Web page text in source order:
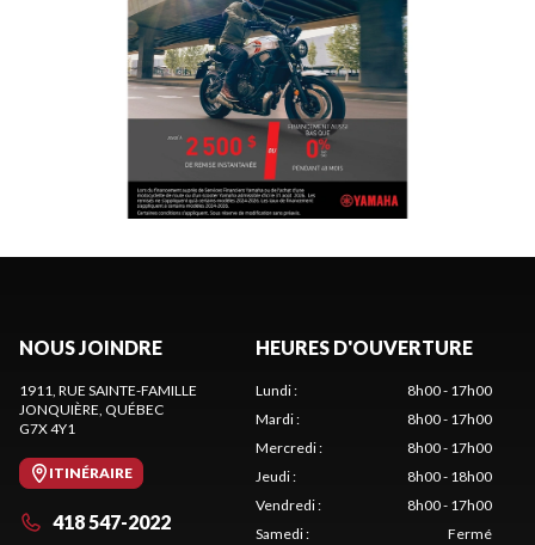
NOUS JOINDRE
1911, RUE SAINTE-FAMILLE
JONQUIÈRE, QUÉBEC
G7X 4Y1
ITINÉRAIRE
418 547-2022
HEURES D'OUVERTURE
Lundi:
8h00 - 17h00
Mardi:
8h00 - 17h00
Mercredi:
8h00 - 17h00
Jeudi:
8h00 - 18h00
Vendredi:
8h00 - 17h00
Samedi:
Fermé